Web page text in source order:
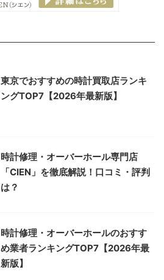
東京でおすすめの時計買取店ランキ
ングTOP7【2026年最新版】
時計修理・オーバーホール専門店
「CIEN」を徹底解説！口コミ・評判
は？
時計修理・オーバーホールのおすす
め業者ランキングTOP7【2026年最
新版】